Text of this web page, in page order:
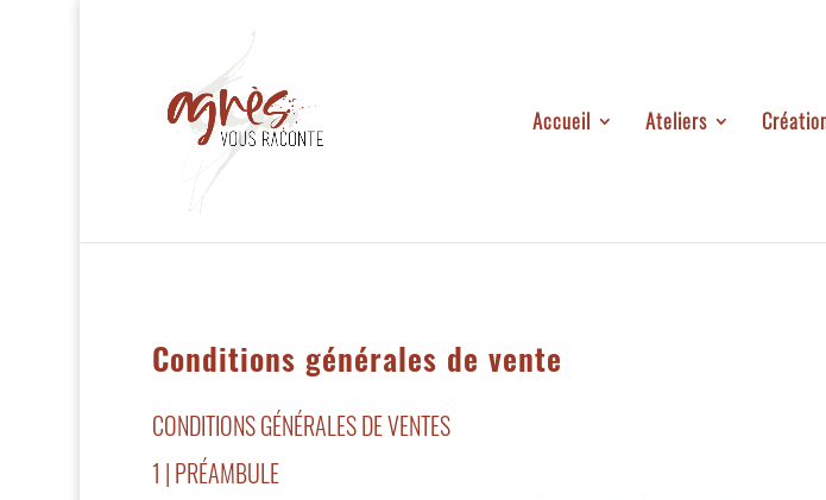
Accueil Ateliers
Conditions générales de vente
CONDITIONS GÉNÉRALES DE VENTES
1 | PRÉAMBULE